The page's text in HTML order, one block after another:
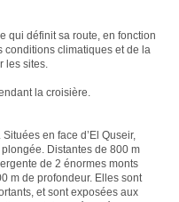
qui définit sa route, en fonction
conditions climatiques et de la
les sites.
la croisière.
en face d’El Quseir,
Distantes de 800 m
de 2 énormes monts
m de profondeur. Elles sont
et sont exposées aux